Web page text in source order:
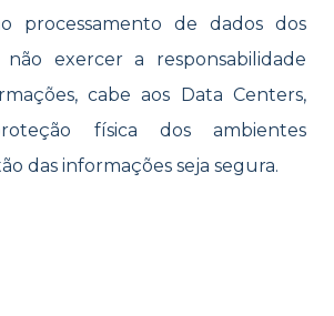
processamento de dados dos
exercer a responsabilidade
cabe aos Data Centers,
física dos ambientes
das informações seja segura.